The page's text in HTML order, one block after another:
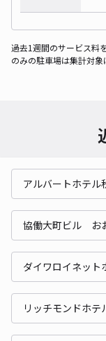
過去1週間のサービス料
のみの駐車場は集計対象
アルバートホテル
協働大町ビル お
ダイワロイネット
リッチモンドホテ